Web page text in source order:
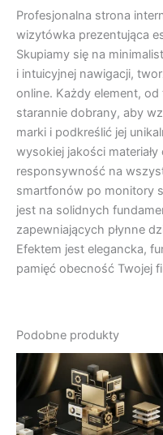
Profesjonalna strona
wizytówka prezentująca
Skupiamy się na
i intuicyjnej nawigacji,
online. Każdy element,
starannie dobrany, aby
marki i podkreślić jej
wysokiej jakości
responsywność na
smartfonów po monitory
jest na solidnych
zapewniających płynne
Efektem jest elegancka,
pamięć obecność Twojej
Podobne produkty